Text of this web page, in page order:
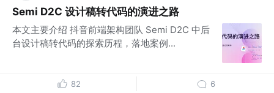
Semi D2C 设计稿转代码的演进之路
本文主要介绍 抖音前端架构团队 Semi D2C 中后
台设计稿转代码的探索历程，落地案例...
82 6